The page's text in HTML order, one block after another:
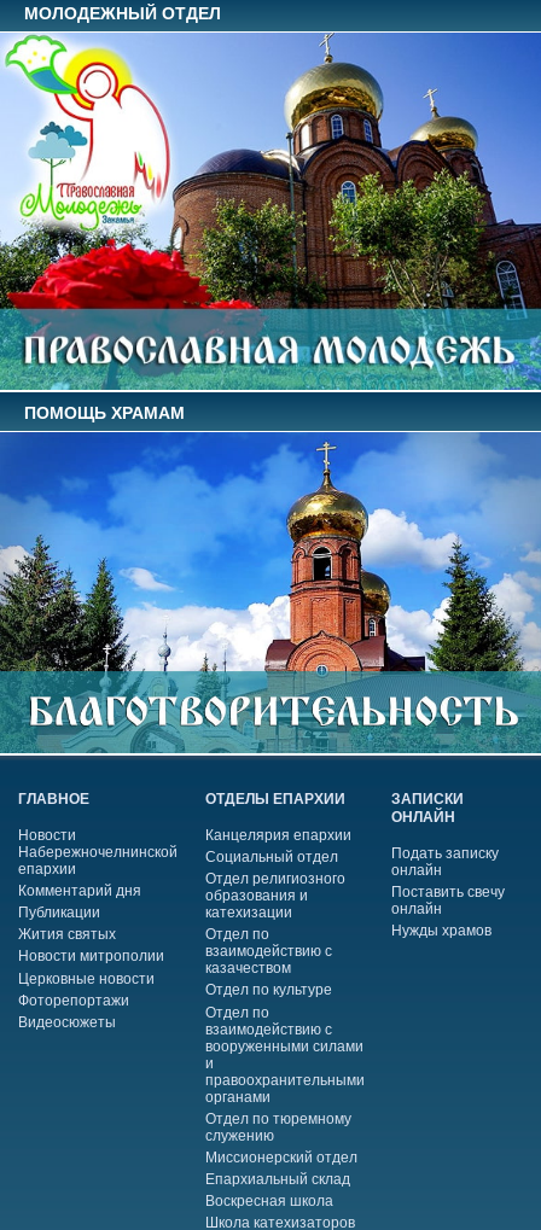
МОЛОДЕЖНЫЙ ОТДЕЛ
ПОМОЩЬ ХРАМАМ
ГЛАВНОЕ
Новости
Набережночелнинской
епархии
Комментарий дня
Публикации
Жития святых
Новости митрополии
Церковные новости
Фоторепортажи
Видеосюжеты
ОТДЕЛЫ ЕПАРХИИ
Канцелярия епархии
Социальный отдел
Отдел религиозного
образования и
катехизации
Отдел по
взаимодействию с
казачеством
Отдел по культуре
Отдел по
взаимодействию с
вооруженными силами
и
правоохранительными
органами
Отдел по тюремному
служению
Миссионерский отдел
Епархиальный склад
Воскресная школа
Школа катехизаторов
ЗАПИСКИ
ОНЛАЙН
Подать записку
онлайн
Поставить свечу
онлайн
Нужды храмов